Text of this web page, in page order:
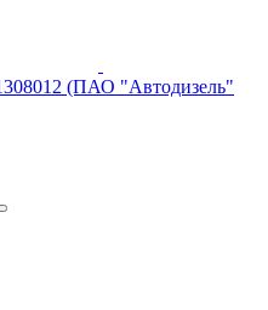
(ПАО "Автодизель"